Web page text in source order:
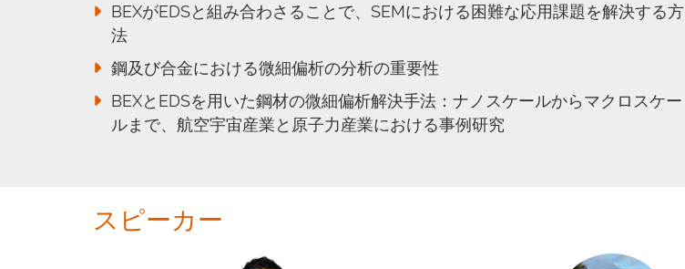
BEXがEDSと組み合わさることで、SEMにおける困難な応用課題を解決する方
法
鋼及び合金における微細偏析の分析の重要性
BEXとEDSを用いた鋼材の微細偏析解決手法：ナノスケールからマクロスケー
ルまで、航空宇宙産業と原子力産業における事例研究
スピーカー